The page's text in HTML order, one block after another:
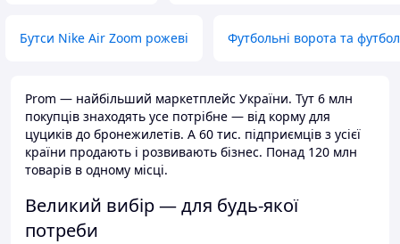
Бутси Nike Air Zoom рожеві Футбольні ворота та
Prom — найбільший маркетплейс України. Тут 6 млн
покупців знаходять усе потрібне — від корму для
цуциків до бронежилетів. А 60 тис. підприємців з усієї
країни продають і розвивають бізнес. Понад 120 млн
товарів в одному місці.
Великий вибір — для будь-якої
потреби